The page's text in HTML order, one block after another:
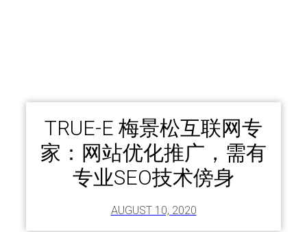
TRUE-E 梅景松互联网专
家：网站优化推广，需有
专业SEO技术傍身
AUGUST 10, 2020